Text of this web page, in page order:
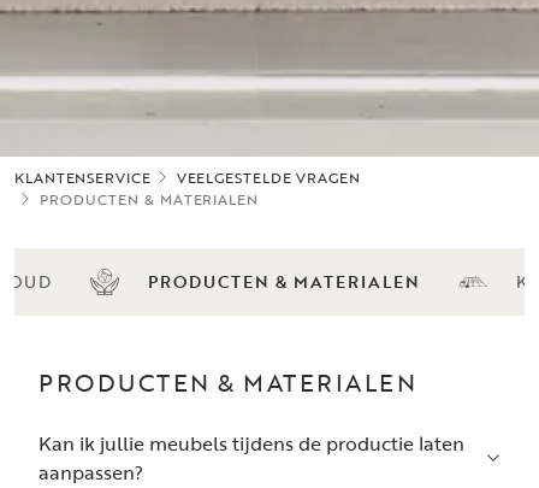
KLANTENSERVICE
VEELGESTELDE VRAGEN
PRODUCTEN & MATERIALEN
PRODUCTEN & MATERIALEN
PRODUCTEN & MATERIALEN
Kan ik jullie meubels tijdens de productie laten
aanpassen?